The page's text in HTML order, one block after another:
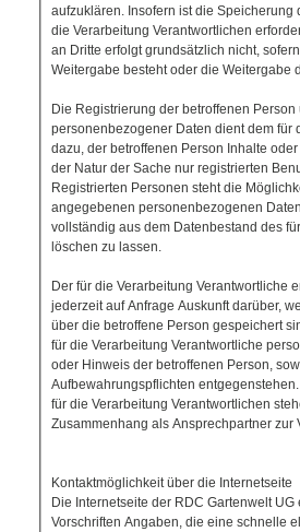
aufzuklären. Insofern ist die
die Verarbeitung Verantwortlichen
an Dritte erfolgt grundsätzlich nicht,
Weitergabe besteht oder die Weitergabe
Die Registrierung der betroffenen
personenbezogener Daten dient dem für
dazu, der betroffenen Person Inhalte
der Natur der Sache nur registrierten
Registrierten Personen steht die
angegebenen personenbezogenen
vollständig aus dem Datenbestand des
löschen zu lassen.
Der für die Verarbeitung Verantwortliche
jederzeit auf Anfrage Auskunft darüber,
über die betroffene Person gespeichert
für die Verarbeitung Verantwortliche
oder Hinweis der betroffenen Person,
Aufbewahrungspflichten
für die Verarbeitung Verantwortlichen
Zusammenhang als Ansprechpartner zur
Kontaktmöglichkeit über die Internetseite
Die Internetseite der RDC Gartenwelt
Vorschriften Angaben, die eine schnelle